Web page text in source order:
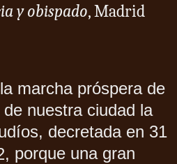
y obispado, Madrid
marcha próspera de
nuestra ciudad la
decretada en 31
porque una gran